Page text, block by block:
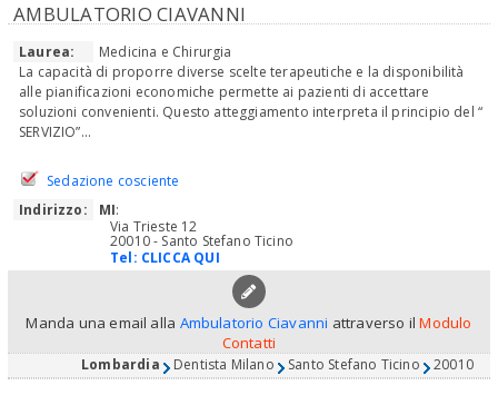
AMBULATORIO CIAVANNI
Laurea:
Medicina e Chirurgia
La capacità di proporre diverse scelte terapeutiche e la disponibilità
alle pianificazioni economiche permette ai pazienti di accettare
soluzioni convenienti. Questo atteggiamento interpreta il principio del “
SERVIZIO”...
Sedazione cosciente
Indirizzo:
MI:
Via Trieste 12
20010 - Santo Stefano Ticino
Tel: CLICCA QUI
Manda una email alla Ambulatorio Ciavanni attraverso ilModulo
Contatti
Lombardia Dentista Milano Santo Stefano Ticino 20010